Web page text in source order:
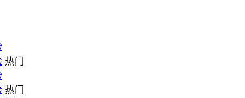
热门
热门